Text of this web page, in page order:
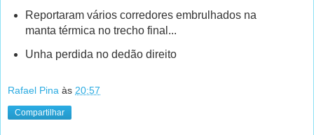
Reportaram vários corredores embrulhados na
manta térmica no trecho final...
Unha perdida no dedão direito
Rafael Pina às 20:57
Compartilhar